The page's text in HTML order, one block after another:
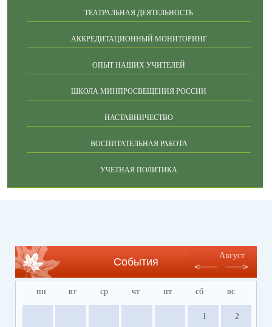
ТЕАТРАЛЬНАЯ ДЕЯТЕЛЬНОСТЬ
АККРЕДИТАЦИОННЫЙ МОНИТОРИНГ
ОПЫТ НАШИХ УЧИТЕЛЕЙ
ШКОЛА МИНПРОСВЕЩЕНИЯ РОССИИ
НАСТАВНИЧЕСТВО
ВОСПИТАТЕЛЬНАЯ РАБОТА
УЧЕТНАЯ ПОЛИТИКА
События
Август
пн вт ср чт пт сб вс
1 2